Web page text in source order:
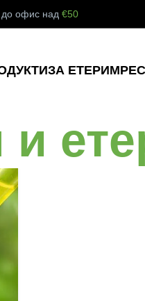
до офис над€50
ЗА ЕТЕРИМ